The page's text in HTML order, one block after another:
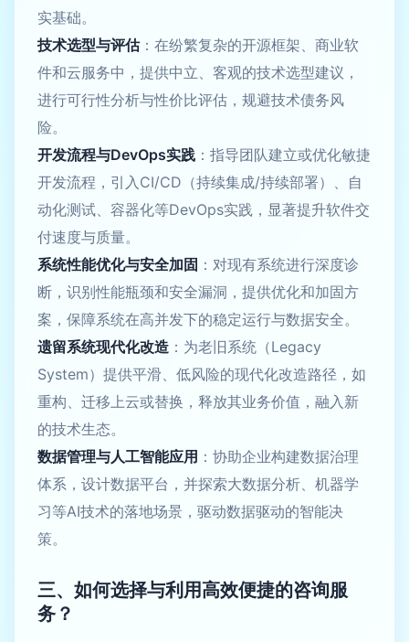
实基础。
技术选型与评估：在纷繁复杂的开源框架、商业软
件和云服务中，提供中立、客观的技术选型建议，
进行可行性分析与性价比评估，规避技术债务风
险。
开发流程与DevOps实践 ：指导团队建立或优化敏捷
开发流程，引入CI/CD（持续集成/持续部署）、自
动化测试、容器化等DevOps实践，显著提升软件交
付速度与质量。
系统性能优化与安全加固 ：对现有系统进行深度诊
断，识别性能瓶颈和安全漏洞，提供优化和加固方
案，保障系统在高并发下的稳定运行与数据安全。
遗留系统现代化改造 ：为老旧系统（Legacy
System）提供平滑、低风险的现代化改造路径，如
重构、迁移上云或替换，释放其业务价值，融入新
的技术生态。
数据管理与人工智能应用 ：协助企业构建数据治理
体系，设计数据平台，并探索大数据分析、机器学
习等AI技术的落地场景，驱动数据驱动的智能决
策。
三、如何选择与利用高效便捷的咨询服
务？